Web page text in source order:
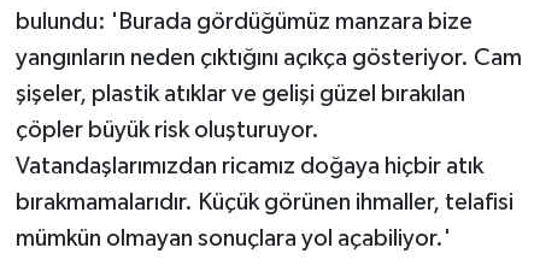
bulundu: 'Burada gördüğümüz manzara bize
yangınların neden çıktığını açıkça gösteriyor. Cam
şişeler, plastik atıklar ve gelişi güzel bırakılan
çöpler büyük risk oluşturuyor.
Vatandaşlarımızdan ricamız doğaya hiçbir atık
bırakmamalarıdır. Küçük görünen ihmaller, telafisi
mümkün olmayan sonuçlara yol açabiliyor.'